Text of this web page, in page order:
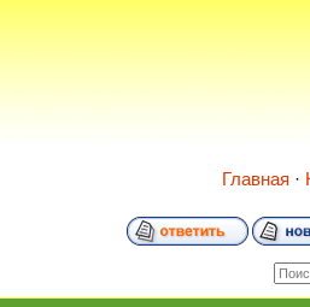
Главная ·